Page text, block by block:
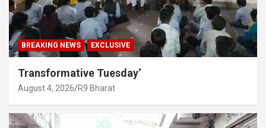
BREAKING NEWS EXCLUSIVE
Transformative Tuesday‘
August 4, 2026 R9 Bharat